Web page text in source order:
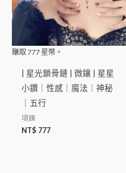
賺取777 星幣。
| 星光鎖骨鏈 | 微鑲 | 星星
小鑽｜性感｜魔法｜神秘
｜五行
項鍊
NT$ 777